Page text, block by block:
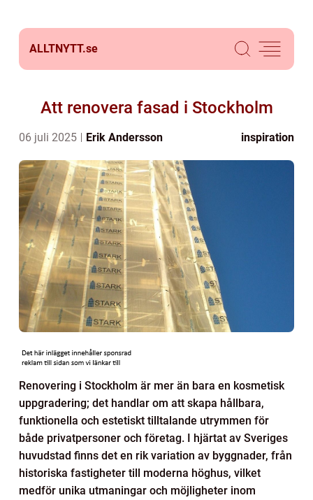
ALLTNYTT.se
Att renovera fasad i Stockholm
06 juli 2025 Erik Andersson inspiration
Renovering i Stockholm är mer än bara en kosmetisk
uppgradering; det handlar om att skapa hållbara,
funktionella och estetiskt tilltalande utrymmen för
både privatpersoner och företag. I hjärtat av Sveriges
huvudstad finns det en rik variation av byggnader, från
historiska fastigheter till moderna höghus, vilket
medför unika utmaningar och möjligheter inom